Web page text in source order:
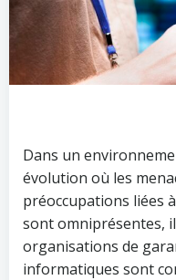
Dans un
évolution où les
préoccupations liées
sont omniprésentes,
organisations de
informatiques sont